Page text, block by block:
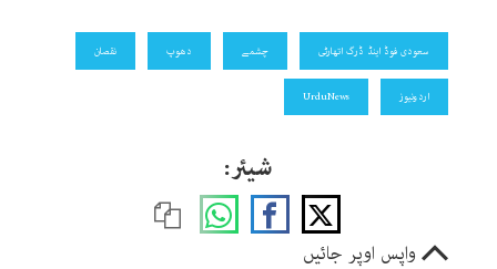
سعودی فوڈ اینڈ ڈرگ اتھارٹی چشمے دھوپ نقصان
اردونیوز UrduNews
شیئر:
واپس اوپر جائیں